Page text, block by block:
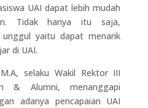
UAI dapat lebih mudah
Tidak hanya itu saja,
yaitu dapat menarik
di UAI.
selaku Wakil Rektor III
& Alumni, menanggapi
adanya pencapaian UAI